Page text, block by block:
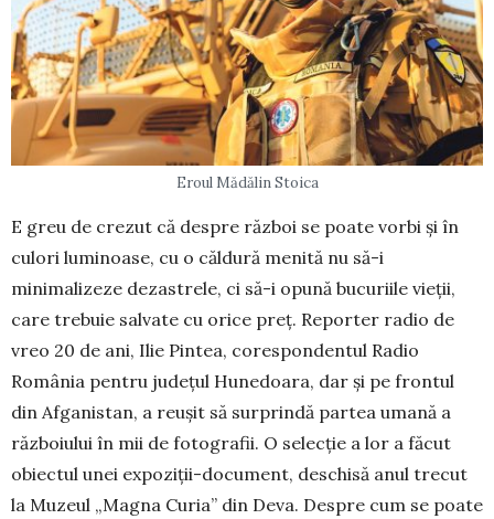
Eroul Mădălin Stoica
E greu de crezut că despre război se poate vorbi și în
culori luminoase, cu o căldură menită nu să-i
minimalizeze dezastrele, ci să-i opună bucuriile vieții,
care trebuie salvate cu orice preț. Reporter radio de
vreo 20 de ani, Ilie Pintea, corespondentul Radio
România pentru ju­dețul Hunedoara, dar și pe frontul
din Afganistan, a reușit să surprindă partea umană a
războiului în mii de fotografii. O selecție a lor a făcut
obiectul unei expoziții-document, deschisă anul trecut
la Muzeul „Magna Curia” din Deva. Despre cum se poate